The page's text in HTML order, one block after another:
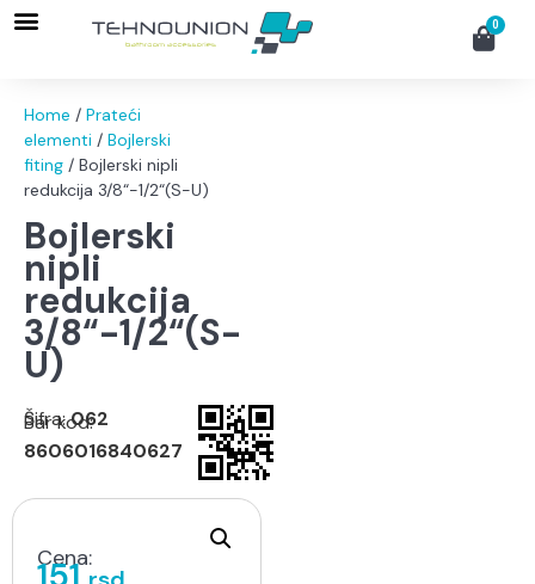
0
Home / Prateći
elementi / Bojlerski
fiting / Bojlerski nipli
redukcija 3/8“-1/2“(S-U)
Bojlerski
nipli
redukcija
3/8“-1/2“(S-
U)
Šifra:062
Bar kod:
8606016840627
Cena: